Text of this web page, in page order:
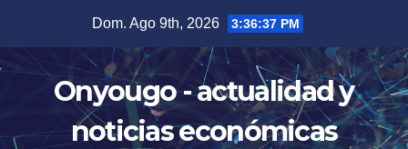
contenido
Dom. Ago 9th, 2026 3:36:38 PM
Onyougo - actualidad y
noticias económicas